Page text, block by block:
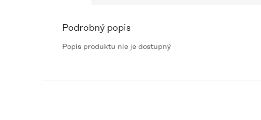
Podrobný popis
Popis produktu nie je dostupný